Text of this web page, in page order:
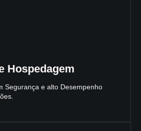
Hospedagem
Segurança e alto Desempenho